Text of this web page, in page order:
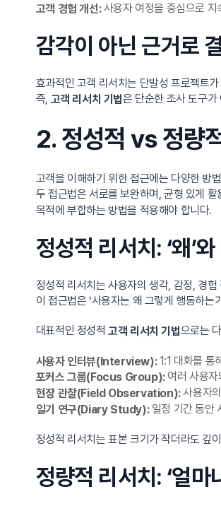
고객 경험 개선:사용자 여정을 중심으로 지
감각이 아닌 근거로
효과적인 고객 리서치는 단발성 프로젝트
즉, 고객 리서치 기법은 단순한 조사 도구
2. 정성적 vs 정량
고객을 이해하기 위한 접근에는 다양한 방
두 접근법은 서로를 보완하며, 균형 있게
목적에 부합하는 방법을 적용해야 합니다.
정성적 리서치: ‘왜’
정성적 리서치는 사용자의 생각, 감정, 경
이 접근법은 ‘사용자는 왜 그렇게 행동하
대표적인 정성적고객 리서치 기법으로는
사용자 인터뷰(Interview):1:1 대화를 통
포커스 그룹(Focus Group):여러 사용자
현장 관찰(Field Observation):사용자
일기 연구(Diary Study):일정 기간 동안
정성적 리서치는 표본 크기가 작더라도 깊
정량적 리서치: ‘얼마